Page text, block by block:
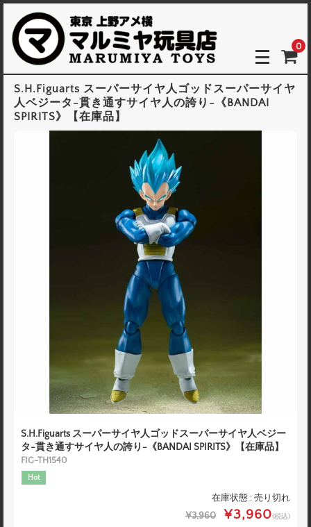
0
S.H.Figuarts スーパーサイヤ人ゴッドスーパーサイヤ
人ベジータ-貫き通すサイヤ人の誇り-《BANDAI
SPIRITS》【在庫品】
S.H.Figuarts スーパーサイヤ人ゴッドスーパーサイヤ人ベジー
タ-貫き通すサイヤ人の誇り-《BANDAI SPIRITS》【在庫品】
FIG-TH1540
Hot
在庫状態 : 売り切れ
¥3,960 ¥3,960(税込)